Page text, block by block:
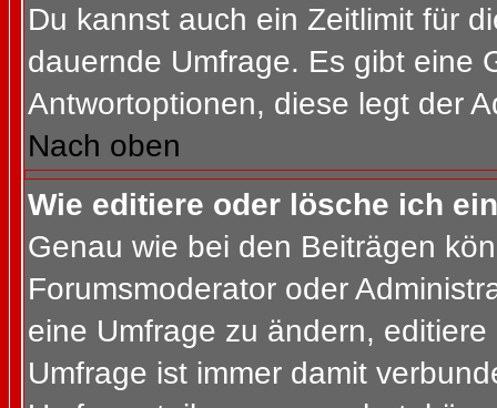
Du kannst auch ein Zeitlimit für
dauernde Umfrage. Es gibt eine
Antwortoptionen, diese legt der
Nach oben
Wie editiere oder lösche ich
Genau wie bei den Beiträgen
Forumsmoderator oder
eine Umfrage zu ändern,
Umfrage ist immer damit